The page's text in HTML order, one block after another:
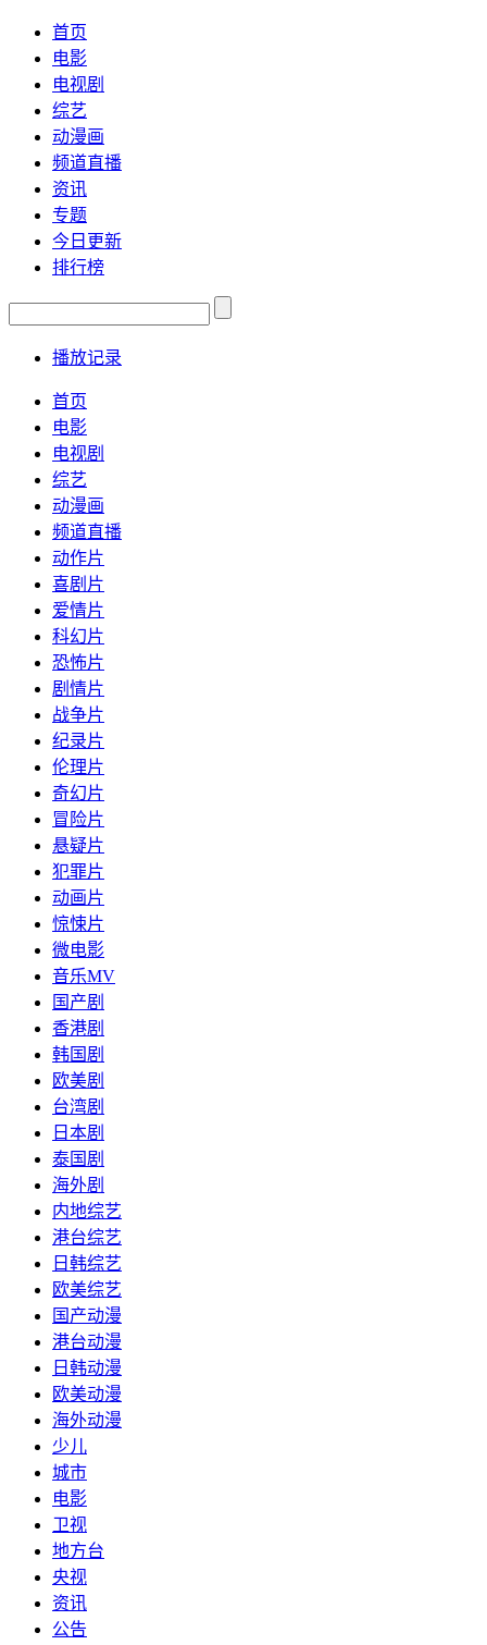
首页
电影
电视剧
综艺
动漫画
频道直播
资讯
专题
今日更新
排行榜
播放记录
首页
电影
电视剧
综艺
动漫画
频道直播
动作片
喜剧片
爱情片
科幻片
恐怖片
剧情片
战争片
纪录片
伦理片
奇幻片
冒险片
悬疑片
犯罪片
动画片
惊悚片
微电影
音乐MV
国产剧
香港剧
韩国剧
欧美剧
台湾剧
日本剧
泰国剧
海外剧
内地综艺
港台综艺
日韩综艺
欧美综艺
国产动漫
港台动漫
日韩动漫
欧美动漫
海外动漫
少儿
城市
电影
卫视
地方台
央视
资讯
公告